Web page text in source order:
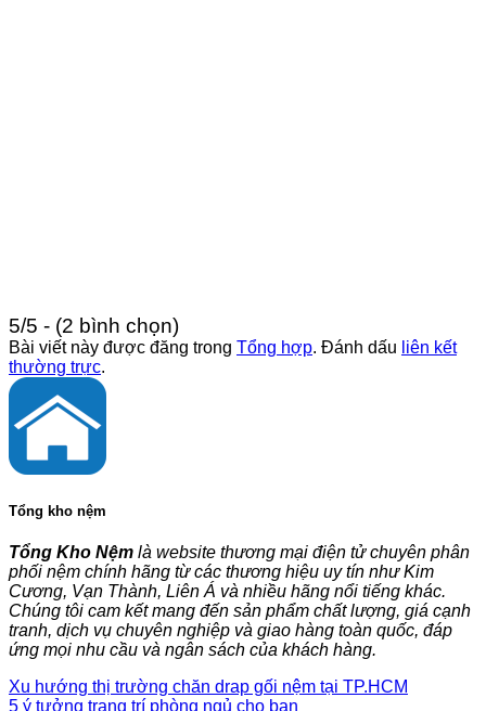
5/5 - (2 bình chọn)
Bài viết này được đăng trong Tổng hợp. Đánh dấu liên kết
thường trực.
Tổng kho nệm
Tổng Kho Nệm là website thương mại điện tử chuyên phân
phối nệm chính hãng từ các thương hiệu uy tín như Kim
Cương, Vạn Thành, Liên Á và nhiều hãng nổi tiếng khác.
Chúng tôi cam kết mang đến sản phẩm chất lượng, giá cạnh
tranh, dịch vụ chuyên nghiệp và giao hàng toàn quốc, đáp
ứng mọi nhu cầu và ngân sách của khách hàng.
Xu hướng thị trường chăn drap gối nệm tại TP.HCM
5 ý tưởng trang trí phòng ngủ cho bạn